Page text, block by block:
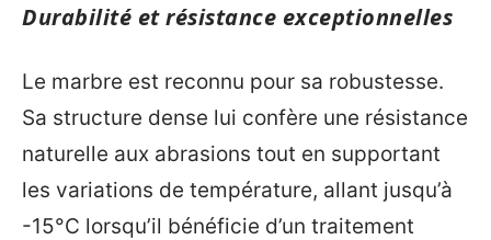
Durabilité et résistance exceptionnelles
Le marbre est reconnu pour sa robustesse.
Sa structure dense lui confère une résistance
naturelle aux abrasions tout en supportant
les variations de température, allant jusqu’à
-15°C lorsqu’il bénéficie d’un traitement